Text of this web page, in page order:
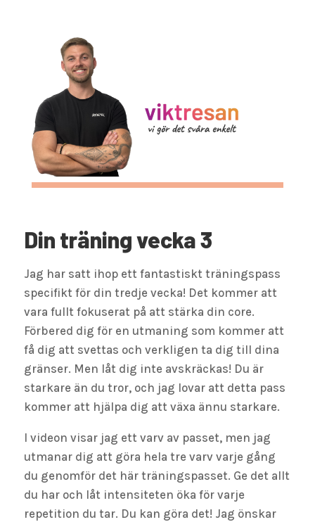
Din träning vecka 3
Jag har satt ihop ett fantastiskt träningspass
specifikt för din tredje vecka! Det kommer att
vara fullt fokuserat på att stärka din core.
Förbered dig för en utmaning som kommer att
få dig att svettas och verkligen ta dig till dina
gränser. Men låt dig inte avskräckas! Du är
starkare än du tror, och jag lovar att detta pass
kommer att hjälpa dig att växa ännu starkare.
I videon visar jag ett varv av passet, men jag
utmanar dig att göra hela tre varv varje gång
du genomför det här träningspasset. Ge det allt
du har och låt intensiteten öka för varje
repetition du tar. Du kan göra det! Jag önskar